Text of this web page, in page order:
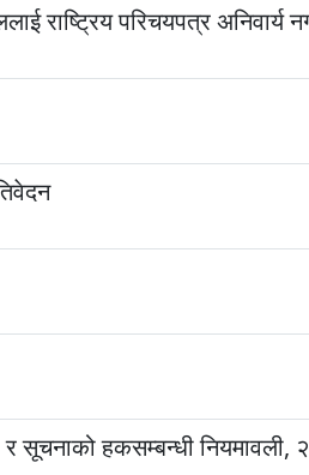
राष्ट्रिय परिचयपत्र अनिवार्य
हकसम्बन्धी नियमावली,